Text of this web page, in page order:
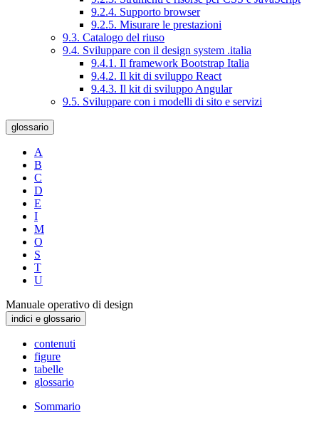
9.2.4. Supporto browser
9.2.5. Misurare le prestazioni
9.3. Catalogo del riuso
9.4. Sviluppare con il design system .italia
9.4.1. Il framework Bootstrap Italia
9.4.2. Il kit di sviluppo React
9.4.3. Il kit di sviluppo Angular
9.5. Sviluppare con i modelli di sito e servizi
glossario
A
B
C
D
E
I
M
O
S
T
U
Manuale operativo di design
indici e glossario
contenuti
figure
tabelle
glossario
Sommario